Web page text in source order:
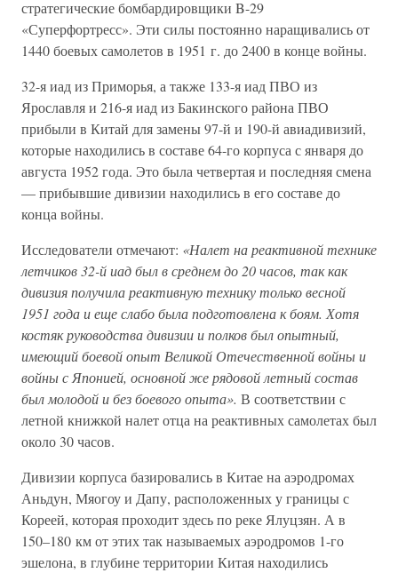
стратегические бомбардировщики B-29
«Суперфортресс». Эти силы постоянно наращивались от
1440 боевых самолетов в 1951 г. до 2400 в конце войны.
32-я иад из Приморья, а также 133-я иад ПВО из
Ярославля и 216-я иад из Бакинского района ПВО
прибыли в Китай для замены 97-й и 190-й авиадивизий,
которые находились в составе 64-го корпуса с января до
августа 1952 года. Это была четвертая и последняя смена
— прибывшие дивизии находились в его составе до
конца войны.
Исследователи отмечают: «Налет на реактивной технике
летчиков 32-й иад был в среднем до 20 часов, так как
дивизия получила реактивную технику только весной
1951 года и еще слабо была подготовлена к боям. Хотя
костяк руководства дивизии и полков был опытный,
имеющий боевой опыт Великой Отечественной войны и
войны с Японией, основной же рядовой летный состав
был молодой и без боевого опыта». В соответствии с
летной книжкой налет отца на реактивных самолетах был
около 30 часов.
Дивизии корпуса базировались в Китае на аэродромах
Аньдун, Мяогоу и Дапу, расположенных у границы с
Кореей, которая проходит здесь по реке Ялуцзян. А в
150–180 км от этих так называемых аэродромов 1-го
эшелона, в глубине территории Китая находились